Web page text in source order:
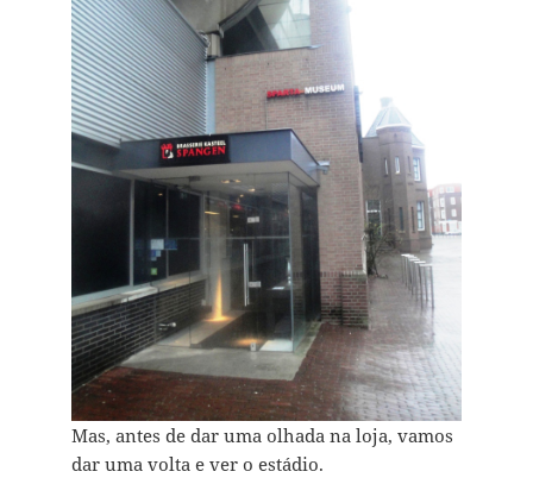
Mas, antes de dar uma olhada na loja, vamos
dar uma volta e ver o estádio.